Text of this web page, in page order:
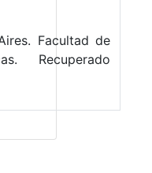
Facultad de
Recuperado